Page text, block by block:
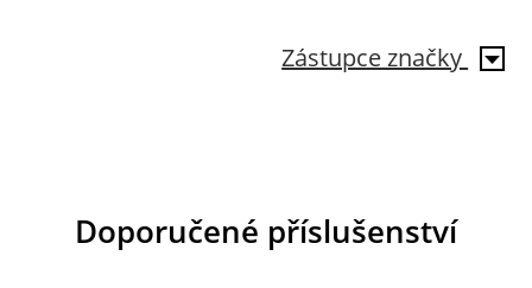
Zástupce značky
Doporučené příslušenství